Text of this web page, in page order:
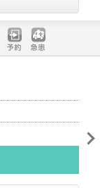
予約 急患